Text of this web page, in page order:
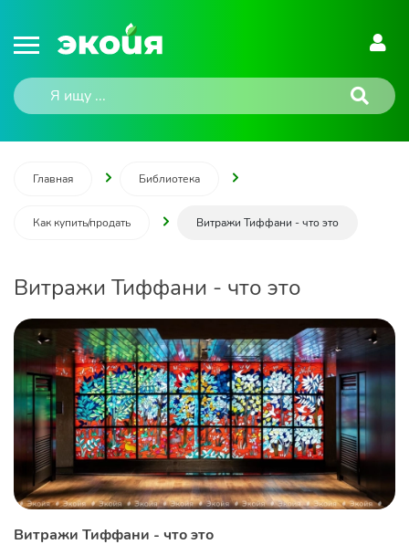
Главная Библиотека
Как купить/продать Витражи Тиффани - что это
Витражи Тиффани - что это
Витражи Тиффани - что это